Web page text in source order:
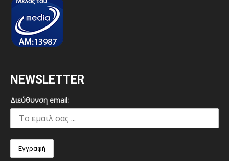
NEWSLETTER
Διεύθυνση email: